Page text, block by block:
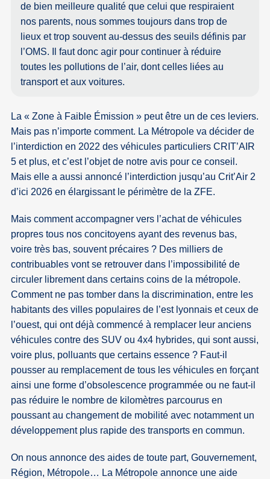
de bien meilleure qualité que celui que respiraient
nos parents, nous sommes toujours dans trop de
lieux et trop souvent au-dessus des seuils définis par
l’OMS. Il faut donc agir pour continuer à réduire
toutes les pollutions de l’air, dont celles liées au
transport et aux voitures.
La « Zone à Faible Émission » peut être un de ces leviers.
Mais pas n’importe comment. La Métropole va décider de
l’interdiction en 2022 des véhicules particuliers CRIT’AIR
5 et plus, et c’est l’objet de notre avis pour ce conseil.
Mais elle a aussi annoncé l’interdiction jusqu’au Crit’Air 2
d’ici 2026 en élargissant le périmètre de la ZFE.
Mais comment accompagner vers l’achat de véhicules
propres tous nos concitoyens ayant des revenus bas,
voire très bas, souvent précaires ? Des milliers de
contribuables vont se retrouver dans l’impossibilité de
circuler librement dans certains coins de la métropole.
Comment ne pas tomber dans la discrimination, entre les
habitants des villes populaires de l’est lyonnais et ceux de
l’ouest, qui ont déjà commencé à remplacer leur anciens
véhicules contre des SUV ou 4x4 hybrides, qui sont aussi,
voire plus, polluants que certains essence ? Faut-il
pousser au remplacement de tous les véhicules en forçant
ainsi une forme d’obsolescence programmée ou ne faut-il
pas réduire le nombre de kilomètres parcourus en
poussant au changement de mobilité avec notamment un
développement plus rapide des transports en commun.
On nous annonce des aides de toute part, Gouvernement,
Région, Métropole… La Métropole annonce une aide